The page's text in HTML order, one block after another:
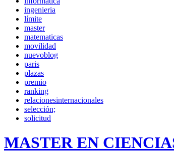
ingenieria
límite
master
matematicas
movilidad
nuevoblog
paris
plazas
premio
ranking
relacionesinternacionales
selección;
solicitud
MASTER EN